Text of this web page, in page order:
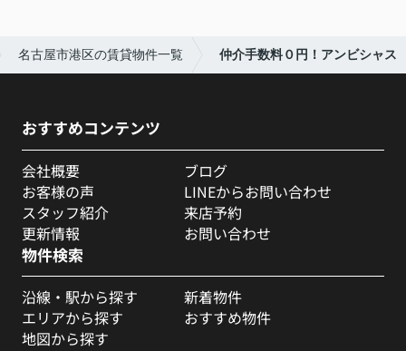
名古屋市港区の賃貸物件一覧 仲介手数料０円！アンビシャス
おすすめコンテンツ
会社概要
お客様の声
スタッフ紹介
更新情報
ブログ
LINEからお問い合わせ
来店予約
お問い合わせ
物件検索
沿線・駅から探す
エリアから探す
地図から探す
新着物件
おすすめ物件